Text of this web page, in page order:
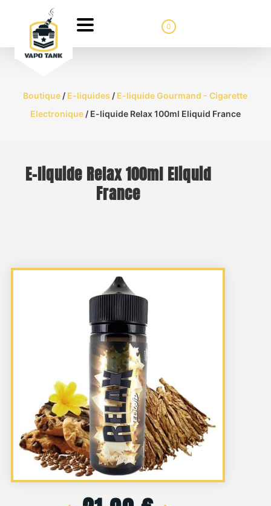
0
Boutique / E-liquides / E-liquide Gourmand - Cigarette
Electronique/ E-liquide Relax 100ml Eliquid France
E-liquide Relax 100ml Eliquid
France